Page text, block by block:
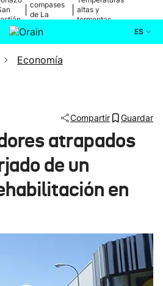
compases
de La
altas y
tormentas
ES
Actualidad
Ikusmiran
Eguraldia
Economía
Compartir Guardar
atrapados
de un
en